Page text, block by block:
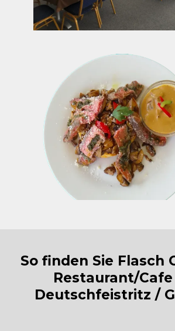
So finden Sie Flasch
Restaurant/
Deutschfeistritz /